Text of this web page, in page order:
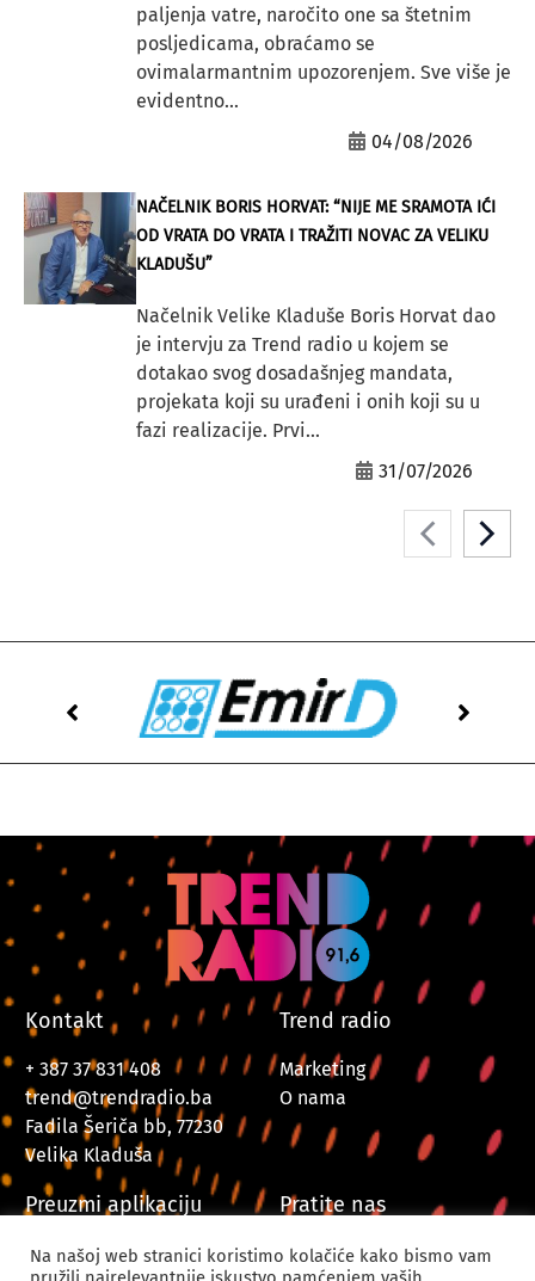
paljenja vatre, naročito one sa štetnim
posljedicama, obraćamo se
ovimalarmantnim upozorenjem. Sve više je
evidentno...
04/08/2026
NAČELNIK BORIS HORVAT: “NIJE ME SRAMOTA IĆI
OD VRATA DO VRATA I TRAŽITI NOVAC ZA VELIKU
KLADUŠU”
Načelnik Velike Kladuše Boris Horvat dao
je intervju za Trend radio u kojem se
dotakao svog dosadašnjeg mandata,
projekata koji su urađeni i onih koji su u
fazi realizacije. Prvi...
31/07/2026
Kontakt
+ 387 37 831 408
trend@trendradio.ba
Fadila Šeriča bb, 77230
Velika Kladuša
Trend radio
Marketing
O nama
Preuzmi aplikaciju Pratite nas
Na našoj web stranici koristimo kolačiće kako bismo vam